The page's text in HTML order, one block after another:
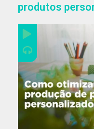
Carol
Ju
produtos